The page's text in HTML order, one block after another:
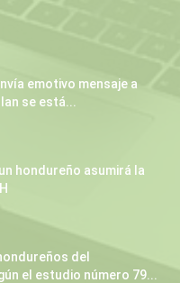
emotivo mensaje a
se está...
hondureño asumirá la
del
el estudio número 79...